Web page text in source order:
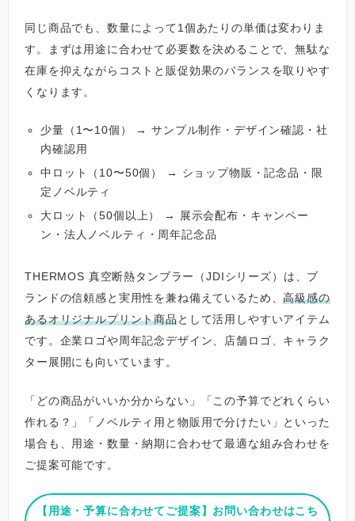
同じ商品でも、数量によって1個あたりの単価は変わりま
す。まずは用途に合わせて必要数を決めることで、無駄な
在庫を抑えながらコストと販促効果のバランスを取りやす
くなります。
少量（1〜10個） → サンプル制作・デザイン確認・社
内確認用
中ロット（10〜50個） → ショップ物販・記念品・限
定ノベルティ
大ロット（50個以上） → 展示会配布・キャンペー
ン・法人ノベルティ・周年記念品
THERMOS 真空断熱タンブラー（JDIシリーズ）は、ブ
ランドの信頼感と実用性を兼ね備えているため、高級感の
あるオリジナルプリント商品として活用しやすいアイテム
です。企業ロゴや周年記念デザイン、店舗ロゴ、キャラク
ター展開にも向いています。
「どの商品がいいか分からない」「この予算でどれくらい
作れる？」「ノベルティ用と物販用で分けたい」といった
場合も、用途・数量・納期に合わせて最適な組み合わせを
ご提案可能です。
【用途・予算に合わせてご提案】お問い合わせはこち